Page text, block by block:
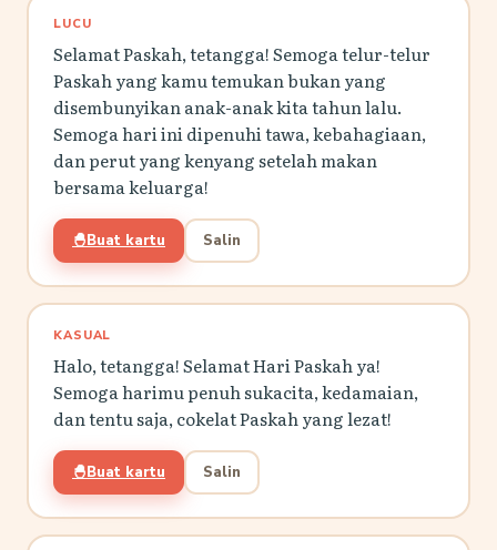
LUCU
Selamat Paskah, tetangga! Semoga telur-telur
Paskah yang kamu temukan bukan yang
disembunyikan anak-anak kita tahun lalu.
Semoga hari ini dipenuhi tawa, kebahagiaan,
dan perut yang kenyang setelah makan
bersama keluarga!
🐣Buat kartu Salin
KASUAL
Halo, tetangga! Selamat Hari Paskah ya!
Semoga harimu penuh sukacita, kedamaian,
dan tentu saja, cokelat Paskah yang lezat!
🐣Buat kartu Salin